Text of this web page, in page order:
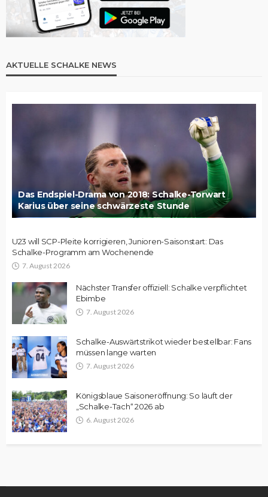
AKTUELLE SCHALKE NEWS
Das Endspiel-Drama von 2018: Schalke-Torwart
Karius über seine schwärzeste Stunde
U23 will SCP-Pleite korrigieren, Junioren-Saisonstart: Das
Schalke-Programm am Wochenende
7. August 2026
Nächster Transfer offiziell: Schalke verpflichtet
Ebimbe
7. August 2026
Schalke-Auswärtstrikot wieder bestellbar: Fans
müssen lange warten
7. August 2026
Königsblaue Saisoneröffnung: So läuft der
„Schalke-Tach“ 2026 ab
6. August 2026